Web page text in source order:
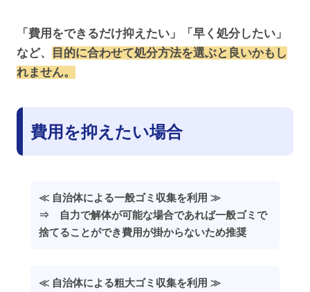
「費用をできるだけ抑えたい」「早く処分したい」
など、
目的に合わせて処分方法を選ぶと良いかもし
れません。
費用を抑えたい場合
≪ 自治体による一般ゴミ収集を利用 ≫
⇒ 自力で解体が可能な場合であれば一般ゴミで
捨てることができ費用が掛からないため推奨
≪ 自治体による粗大ゴミ収集を利用 ≫